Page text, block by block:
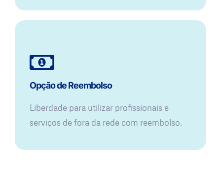
Opção de Reembolso
Liberdade para utilizar profissionais e
serviços de fora da rede com reembolso.